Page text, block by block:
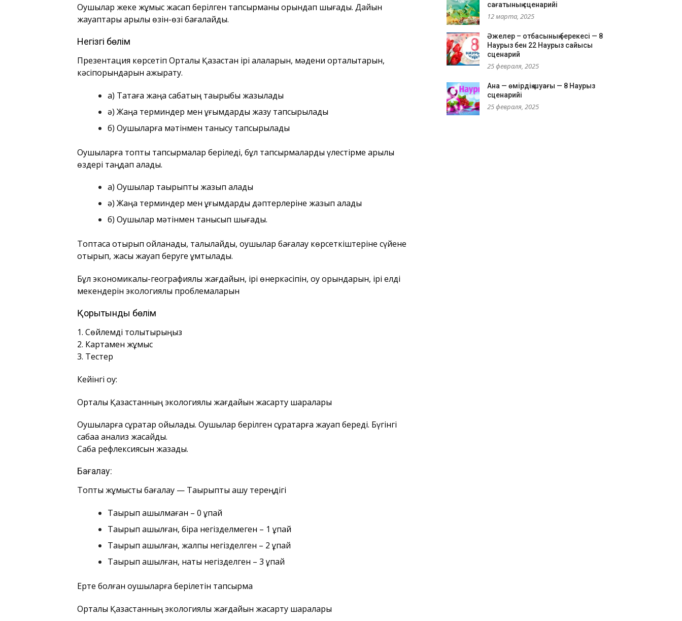
Оқушылар жеке жұмыс жасап берілген тапсырманы орындап шығады. Дайын
жауаптары арқылы өзін-өзі бағалайды.
Негізгі бөлім
Презентация көрсетіп Орталық Қазақстан ірі қалаларын, мәдени орталықтарын,
кәсіпорындарын ажырату.
а) Тақтаға жаңа сабақтың тақырыбы жазылады
ә) Жаңа терминдер мен ұғымдарды жазу тапсырылады
б) Оқушыларға мәтінмен танысу тапсырылады
Оқушыларға топтық тапсырмалар беріледі, бұл тапсырмаларды үлестірме арқылы
өздері таңдап алады.
а) Оқушылар тақырыпты жазып алады
ә) Жаңа терминдер мен ұғымдарды дәптерлеріне жазып алады
б) Оқушылар мәтінмен танысып шығады.
Топтаса отырып ойланады, талқылайды, оқушылар бағалау көрсеткіштеріне сүйене
отырып, жақсы жауап беруге ұмтылады.
Бұл экономикалық-географиялық жағдайын, ірі өнеркәсіпін, оқу орындарын, ірі елді
мекендерін экологиялық проблемаларын
Қорытынды бөлім
1. Сөйлемді толықтырыңыз
2. Картамен жұмыс
3. Тестер
Кейінгі оқу:
Орталық Қазақстанның экологиялық жағдайын жақсарту шаралары
Оқушыларға сұрақтар қойылады. Оқушылар берілген сұрақтарға жауап береді. Бүгінгі
сабаққа анализ жасайды.
Сабақ рефлексиясын жазады.
Бағалау:
Топтық жұмысты бағалау — Тақырыпты ашу тереңдігі
Тақырып ашылмаған – 0 ұпай
Тақырып ашылған, бірақ негізделмеген – 1 ұпай
Тақырып ашылған, жалпы негізделген – 2 ұпай
Тақырып ашылған, нақты негізделген – 3 ұпай
Ерте болған оқушыларға берілетін тапсырма
Орталық Қазақстанның экологиялық жағдайын жақсарту шаралары
сағатының сценарийі
12 марта, 2025
Әжелер – отбасының берекесі — 8
Наурыз бен 22 Наурыз сайысы
сценарий
25 февраля, 2025
Ана — өмірдің шуағы — 8 Наурыз
сценарийі
25 февраля, 2025